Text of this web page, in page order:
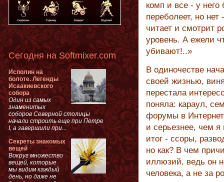
комп и все - у
переболеет, но нет
читает и смотрит
уровень. А ежели
убивают!..»
В одиночестве
своей жизнью,
перестала
поняла: караул,
форумы в
и серьезнее, чем
итог - ссоры,
но как? В чем
иллюзий, ведь он
человека, а не за
Сегодня на Softmixer.com
Исполин на
болоте. Легенды
Исаакиевского
собора
Один из самых
знаменитых
соборов Северной столицы
начали строить еще при Петре
I, а завершили при...
Секреты знакомых
вещей
Вокруг множество
вещей, которые
мы видим каждый
день, но даже не